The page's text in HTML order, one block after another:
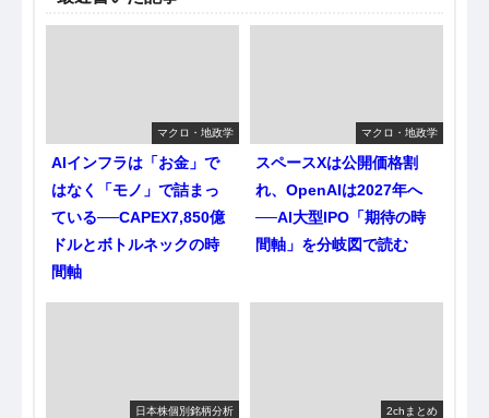
マクロ・地政学
AIインフラは「お金」で
はなく「モノ」で詰まっ
ている──CAPEX7,850億
ドルとボトルネックの時
間軸
マクロ・地政学
スペースXは公開価格割
れ、OpenAIは2027年へ
──AI大型IPO「期待の時
間軸」を分岐図で読む
日本株個別銘柄分析 2chまとめ